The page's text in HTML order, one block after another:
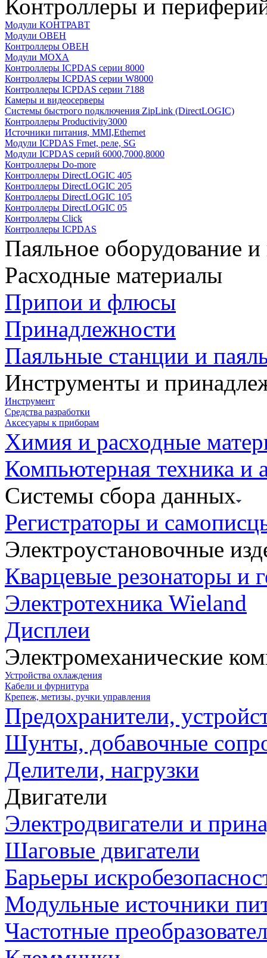
Контроллеры и
Модули КОНТРАВТ
Модули ОВЕН
Контроллеры ОВЕН
Модули MOXA
Контроллеры ICPDAS серии 8000
Контроллеры ICPDAS серии W8000
Контроллеры ICPDAS серии 7188
Камеры и видеосерверы
Системы быстрого подключения ZipLink (DirectLOGIC)
Контроллеры Productivity3000
Источники питания, MMI,Ethernet
Модули ICPDAS Frnet, реле, SG
Модули ICPDAS серий 6000,7000,8000
Контроллеры Do-more
Контроллеры DirectLOGIC 405
Контроллеры DirectLOGIC 205
Контроллеры DirectLOGIC 105
Контроллеры DirectLOGIC 05
Контроллеры Click
Контроллеры ICPDAS
Паяльное оборудование
Расходные материалы
Припои и флюсы
Принадлежности
Паяльные станции и
Инструменты и
Инструмент
Средства разработки
Аксесуары к приборам
Химия и расходные
Компьютерная техника и
Системы сбора данных
Регистраторы и
Электроустановочные
Кварцевые резонаторы и
Электротехника Wieland
Дисплеи
Электромеханические
Устройства охлаждения
Кабели и фурнитура
Крепеж, метизы, ручки управления
Предохранители,
Шунты, добавочные
Делители, нагрузки
Двигатели
Электродвигатели и
Шаговые двигатели
Барьеры
Модульные источники
Частотные